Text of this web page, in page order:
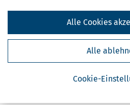
Cookie-
Alle
Alle Cookies
5/5